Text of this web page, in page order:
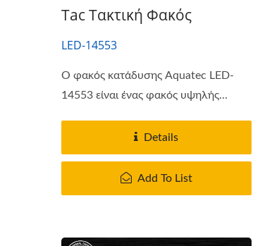
Tac Τακτική Φακός
LED-14553
Ο φακός κατάδυσης Aquatec LED-
14553 είναι ένας φακός υψηλής...
Details
Add To List